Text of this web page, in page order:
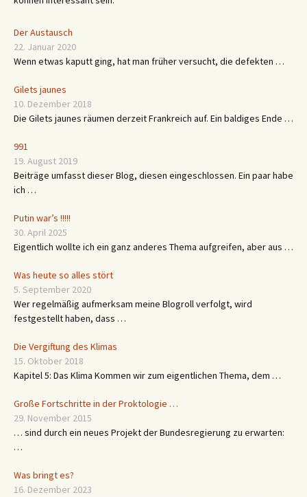
Der Austausch
22. Januar 2020
Wenn etwas kaputt ging, hat man früher versucht, die defekten …
Gilets jaunes
10. Dezember 2018
Die Gilets jaunes räumen derzeit Frankreich auf. Ein baldiges Ende …
991
19. August 2019
Beiträge umfasst dieser Blog, diesen eingeschlossen. Ein paar habe
ich …
Putin war’s !!!!!
30. April 2025
Eigentlich wollte ich ein ganz anderes Thema aufgreifen, aber aus …
Was heute so alles stört
5. September 2020
Wer regelmäßig aufmerksam meine Blogroll verfolgt, wird
festgestellt haben, dass …
Die Vergiftung des Klimas
15. Oktober 2018
Kapitel 5: Das Klima Kommen wir zum eigentlichen Thema, dem …
Große Fortschritte in der Proktologie …
29. November 2015
… sind durch ein neues Projekt der Bundesregierung zu erwarten:
…
Was bringt es?
16. Dezember 2023